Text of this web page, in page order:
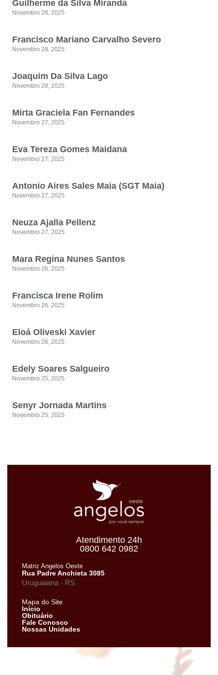
Guilherme da Silva Miranda
Novembro 28, 2025
Francisco Mariano Carvalho Severo
Novembro 28, 2025
Joaquim Da Silva Lago
Novembro 28, 2025
Mirta Graciela Fan Fernandes
Novembro 27, 2025
Eva Tereza Gomes Maidana
Novembro 27, 2025
Antonio Aires Sales Maia (SGT Maia)
Novembro 27, 2025
Neuza Ajalla Pellenz
Novembro 27, 2025
Mara Regina Nunes Santos
Novembro 26, 2025
Francisca Irene Rolim
Novembro 26, 2025
Eloá Oliveski Xavier
Novembro 26, 2025
Edely Soares Salgueiro
Novembro 25, 2025
Senyr Jornada Martins
Novembro 25, 2025
Atendimento 24h
0800 642 0982
Matriz Angelos Oeste
Rua Padre Anchieta 3085
Uruguaiana - RS
Mapa do Site
Início
Obituário
Fale Conosco
Nossas Unidades